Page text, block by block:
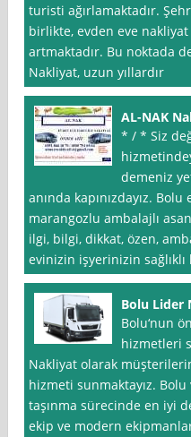
turisti ağırlamaktadır.
birlikte, evden eve
artmaktadır. Bu noktada
Nakliyat, uzun yıllardır
AL-NAK
* / * Siz
demeniz
anında kapınızdayız.
marangozlu ambalajlı
ilgi, bilgi, dikkat, özen,
evinizin işyerinizin sağlıklı
Bolu Lider
Bolu‘nun
hizmetleri
Nakliyat olarak
hizmeti sunmaktayız.
taşınma sürecinde en iyi
ekip ve modern